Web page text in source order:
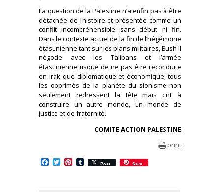
La question de la Palestine n’a enfin pas à être
détachée de l’histoire et présentée comme un
conflit incompréhensible sans début ni fin.
Dans le contexte actuel de la fin de l’hégémonie
étasunienne tant sur les plans militaires, Bush II
négocie avec les Talibans et l’armée
étasunienne risque de ne pas être reconduite
en Irak que diplomatique et économique, tous
les opprimés de la planète du sionisme non
seulement redressent la tête mais ont à
construire un autre monde, un monde de
justice et de fraternité.
COMITE ACTION PALESTINE
print
Facebook
TwitterPinterest
Tumblr
Post Save